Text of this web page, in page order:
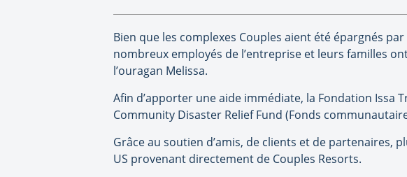
Bien que les complexes Couples aient été épargnés
nombreux employés de l’entreprise et leurs familles
l’ouragan Melissa.
Afin d’apporter une aide immédiate, la Fondation Issa
Community Disaster Relief Fund (Fonds
Grâce au soutien d’amis, de clients et de partenaires,
US provenant directement de Couples Resorts.